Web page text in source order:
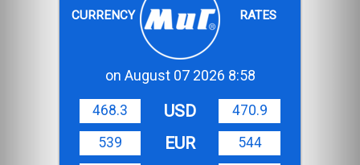
CURRENCY RATES
on August 07 2026 8:58
468.3 USD
470.9
539
EUR
544